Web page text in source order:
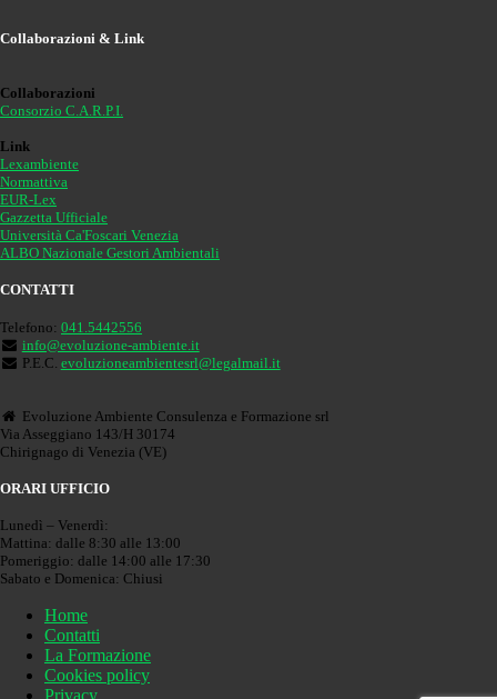
Collaborazioni & Link
Collaborazioni
Consorzio C.A.R.P.I.
Link
Lexambiente
Normattiva
EUR-Lex
Gazzetta Ufficiale
Università Ca'Foscari Venezia
ALBO Nazionale Gestori Ambientali
CONTATTI
Telefono: 041.5442556
info@evoluzione-ambiente.it
P.E.C. evoluzioneambientesrl@legalmail.it
Evoluzione Ambiente Consulenza e Formazione srl
Via Asseggiano 143/H 30174
Chirignago di Venezia (VE)
ORARI UFFICIO
Lunedì – Venerdì:
Mattina: dalle 8:30 alle 13:00
Pomeriggio: dalle 14:00 alle 17:30
Sabato e Domenica: Chiusi
Home
Contatti
La Formazione
Cookies policy